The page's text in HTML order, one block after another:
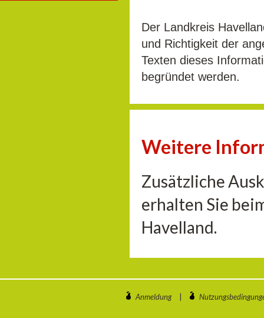
Der Landkreis
und Richtigkeit der
Texten dieses
begründet werden.
Weitere
Zusätzliche
erhalten Sie
Havelland.
Anmeldung